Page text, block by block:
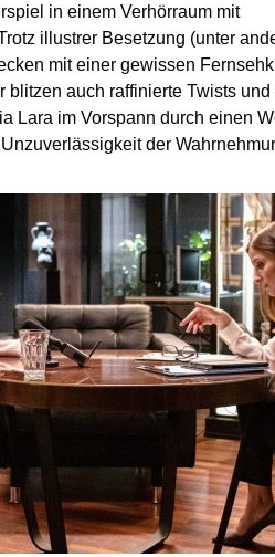
in einem Verhörraum mit
illustrer Besetzung (unter
mit einer gewissen
blitzen auch raffinierte Twists
Lara im Vorspann durch einen
der